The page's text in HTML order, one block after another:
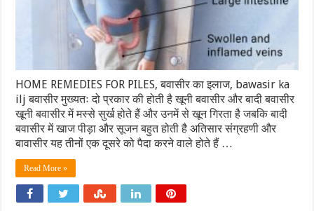
HOME REMEDIES FOR PILES, बवासीर का इलाज, bawasir ka
ilj बवासीर मुख्यतः दो प्रकार की होती है खूनी बवासीर और बादी बवासीर
खूनी बवासीर में मस्से सुर्ख होते हैं और उनमें से खून गिरता है जबकि बादी
बवासीर में खाज पीड़ा और सूजन बहुत होती है अतिसार संग्रहणी और
बावासीर यह तीनों एक दूसरे को पैदा करने वाले होते हैं …
Read More »